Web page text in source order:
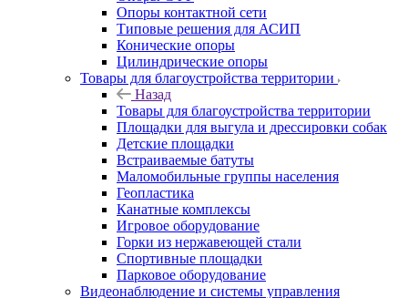
Опоры контактной сети
Типовые решения для АСИП
Конические опоры
Цилиндрические опоры
Товары для благоустройства территории
Назад
Товары для благоустройства территории
Площадки для выгула и дрессировки собак
Детские площадки
Встраиваемые батуты
Маломобильные группы населения
Геопластика
Канатные комплексы
Игровое оборудование
Горки из нержавеющей стали
Спортивные площадки
Парковое оборудование
Видеонаблюдение и системы управления